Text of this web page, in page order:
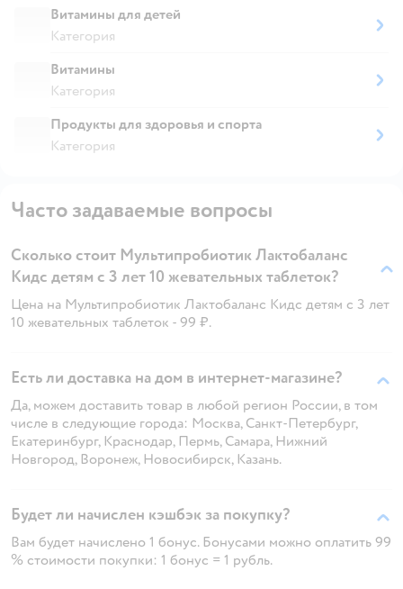
Витамины для детей
Категория
Витамины
Категория
Продукты для здоровья и спорта
Категория
Часто задаваемые вопросы
Сколько стоит Мультипробиотик Лактобаланс
Кидс детям с 3 лет 10 жевательных таблеток?
Цена на Мультипробиотик Лактобаланс Кидс детям с 3 лет
10 жевательных таблеток - 99 ₽.
Есть ли доставка на дом в интернет-магазине?
Да, можем доставить товар в любой регион России, в том
числе в следующие города: Москва, Санкт-Петербург,
Екатеринбург, Краснодар, Пермь, Самара, Нижний
Новгород, Воронеж, Новосибирск, Казань.
Будет ли начислен кэшбэк за покупку?
Вам будет начислено 1 бонус. Бонусами можно оплатить 99
% стоимости покупки: 1 бонус = 1 рубль.